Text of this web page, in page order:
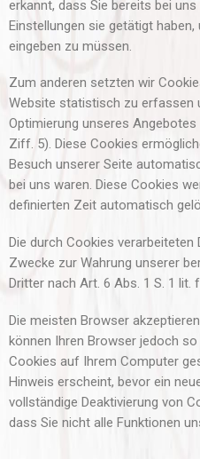
erkannt, dass Sie bereits bei
Einstellungen sie getätigt
eingeben zu müssen.
Zum anderen setzten wir
Website statistisch zu erfassen
Optimierung unseres
Ziff. 5). Diese Cookies
Besuch unserer Seite
bei uns waren. Diese Cookies
definierten Zeit automatisch
Die durch Cookies verarbeiteten
Zwecke zur Wahrung unserer
Dritter nach Art. 6 Abs. 1 S. 1 lit.
Die meisten Browser
können Ihren Browser jedoch
Cookies auf Ihrem Computer
Hinweis erscheint, bevor ein
vollständige Deaktivierung von
dass Sie nicht alle Funktionen